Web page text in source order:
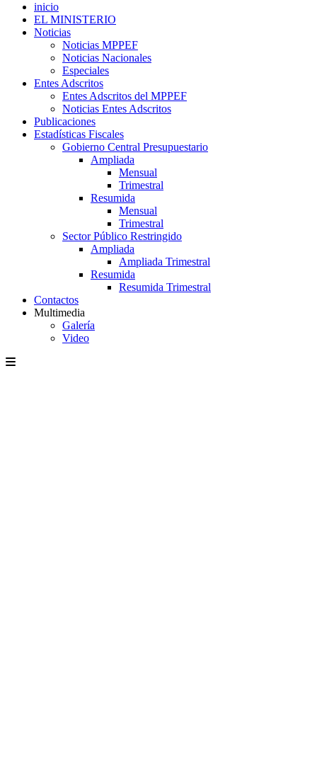
inicio
EL MINISTERIO
Noticias
Noticias MPPEF
Noticias Nacionales
Especiales
Entes Adscritos
Entes Adscritos del MPPEF
Noticias Entes Adscritos
Publicaciones
Estadísticas Fiscales
Gobierno Central Presupuestario
Ampliada
Mensual
Trimestral
Resumida
Mensual
Trimestral
Sector Público Restringido
Ampliada
Ampliada Trimestral
Resumida
Resumida Trimestral
Contactos
Multimedia
Galería
Video